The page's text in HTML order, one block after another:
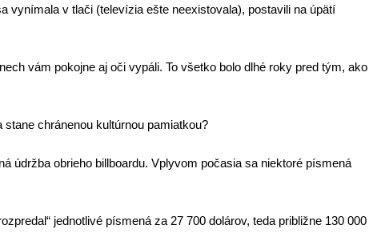
vynímala v tlači (televízia ešte neexistovala), postavili na úpätí
vám pokojne aj oči vypáli. To všetko bolo dlhé roky pred tým, ako
chránenou kultúrnou pamiatkou?
údržba obrieho billboardu. Vplyvom počasia sa niektoré písmená
“ jednotlivé písmená za 27 700 dolárov, teda približne 130 000